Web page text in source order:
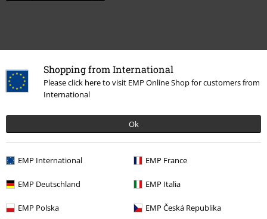
Shopping from International
Please click here to visit EMP Online Shop for customers from
International
Ok
EMP International EMP France
EMP Deutschland EMP Italia
EMP Polska EMP Česká Republika